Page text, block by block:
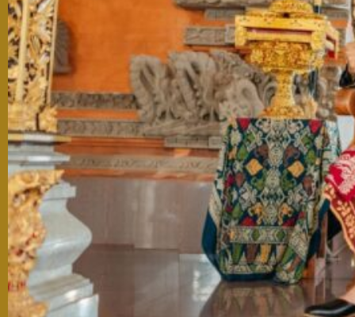
Kpd Bpk/Ibu/Saudara/i